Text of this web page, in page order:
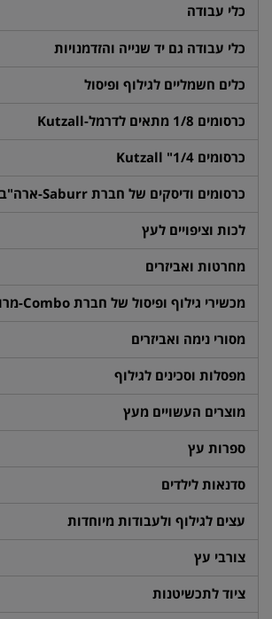
כלי עבודה
כלי עבודה גם יד שנייה והזדמנויות
כלים חשמליים לגילוף ופיסול
כרסומים 1/8 מתאים לדרמל-Kutzall
כרסומים 1/4" Kutzall
כרסומים ודיסקים של חברת Saburr-ארה"ב
לכות וציפויים לעץ
מחרטות ואביזרים
מכשירי גילוף ופיסול של חברת Combo-מרוסיה
מסורי נימה ואביזרים
מפסלות וסכינים לגילוף
מוצרים העשויים מעץ
ספרות עץ
סדנאות לילדים
עצים לגילוף ולעבודות מיוחדות
צורבי עץ
ציוד לתכשיטנות